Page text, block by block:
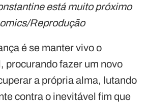
está muito próximo
Reprodução
é se manter vivo o
procurando fazer um novo
a própria alma, lutando
contra o inevitável fim que